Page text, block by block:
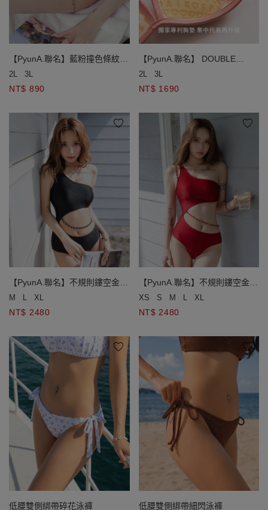
【PyunA.聯名】藍粉撞色條紋側
綁帶低腰泳褲
2L 3L
NT$ 890
【PyunA.聯名】 DOUBLE
PUSH終極美波條紋雙綁比基尼
2L 3L
NT$ 1690
【PyunA.聯名】不規則鏤空金鍊
平口單肩連身泳衣
M L XL
NT$ 2480
【PyunA.聯名】不規則鏤空金鍊
平口單肩連身泳衣
XS S M L XL
NT$ 2480
低腰雙側綁帶碎花泳褲 低腰雙側綁帶細閃泳褲